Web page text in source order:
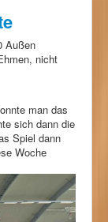
Außen
nicht
man das
sich dann die
Spiel dann
Woche